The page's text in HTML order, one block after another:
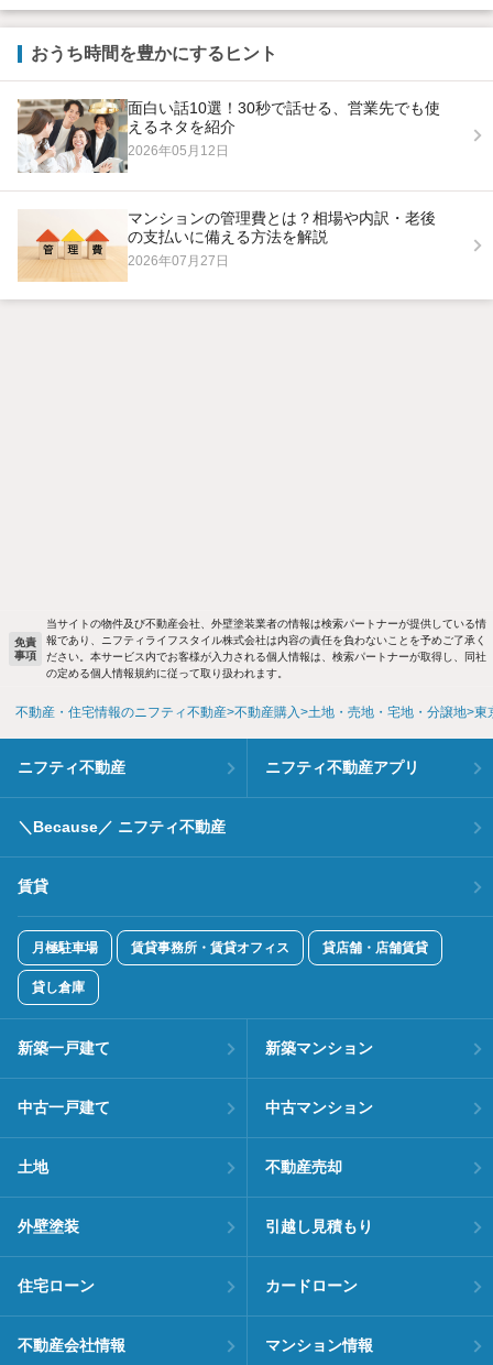
おうち時間を豊かにするヒント
面白い話10選！30秒で話せる、営業先でも使
えるネタを紹介
2026年05月12日
マンションの管理費とは？相場や内訳・老後
の支払いに備える方法を解説
2026年07月27日
免責
事項
当サイトの物件及び不動産会社、外壁塗装業者の情報は検索パートナーが提供している情
報であり、ニフティライフスタイル株式会社は内容の責任を負わないことを予めご了承く
ださい。本サービス内でお客様が入力される個人情報は、検索パートナーが取得し、同社
の定める個人情報規約に従って取り扱われます。
不動産・住宅情報のニフティ不動産 不動産購入 土地・売地・宅地・分譲地 東
ニフティ不動産 ニフティ不動産アプリ
＼Because／ ニフティ不動産
賃貸
月極駐車場 賃貸事務所・賃貸オフィス 貸店舗・店舗賃貸
貸し倉庫
新築一戸建て 新築マンション
中古一戸建て 中古マンション
土地 不動産売却
外壁塗装 引越し見積もり
住宅ローン カードローン
不動産会社情報 マンション情報